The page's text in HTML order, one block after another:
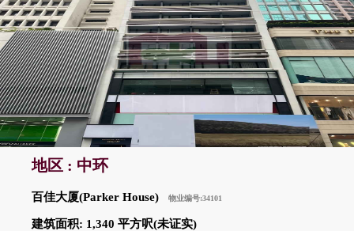
地区 : 中环
百佳大厦(Parker House) 物业编号:34101
建筑面积: 1,340 平方呎(未证实)